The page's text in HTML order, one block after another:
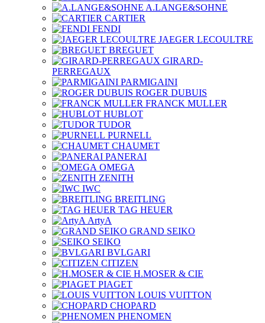
A.LANGE&SOHNE
CARTIER
FENDI
JAEGER LECOULTRE
BREGUET
GIRARD-
PERREGAUX
PARMIGAINI
ROGER DUBUIS
FRANCK MULLER
HUBLOT
TUDOR
PURNELL
CHAUMET
PANERAI
OMEGA
ZENITH
IWC
BREITLING
TAG HEUER
ArtyA
GRAND SEIKO
SEIKO
BVLGARI
CITIZEN
H.MOSER & CIE
PIAGET
LOUIS VUITTON
CHOPARD
PHENOMEN